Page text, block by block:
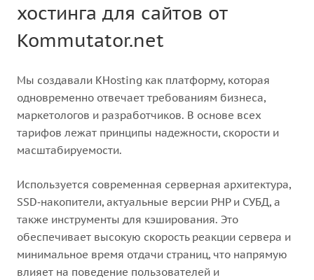
хостинга для сайтов от
Kommutator.net
Мы создавали KHosting как платформу, которая
одновременно отвечает требованиям бизнеса,
маркетологов и разработчиков. В основе всех
тарифов лежат принципы надежности, скорости и
масштабируемости.
Используется современная серверная архитектура,
SSD‑накопители, актуальные версии PHP и СУБД, а
также инструменты для кэширования. Это
обеспечивает высокую скорость реакции сервера и
минимальное время отдачи страниц, что напрямую
влияет на поведение пользователей и